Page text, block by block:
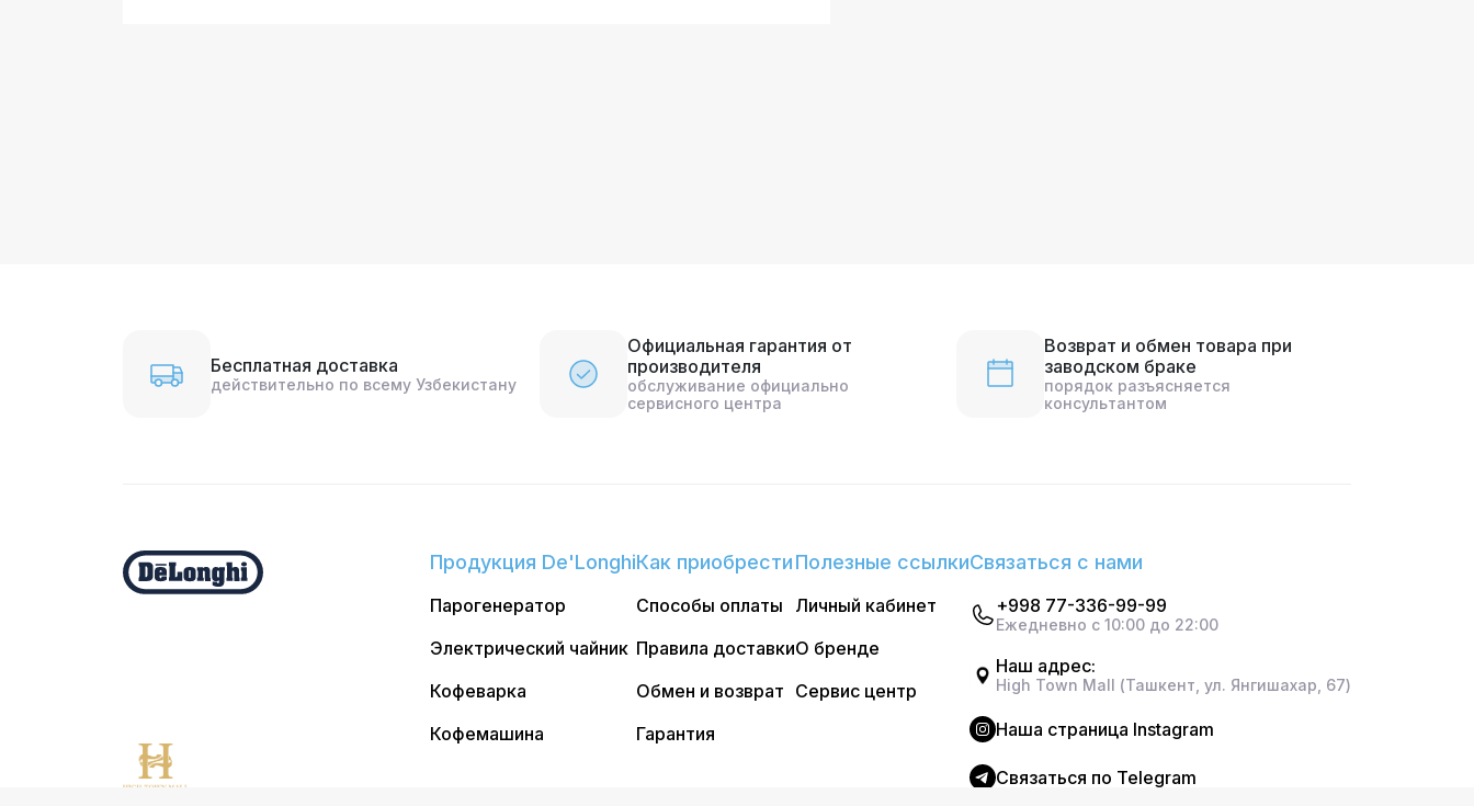
Бесплатная доставка
действительно по всему Узбекистану
Официальная гарантия от
производителя
обслуживание официально
сервисного центра
Возврат и обмен товара при
заводском браке
порядок разъясняется
консультантом
Продукция De'Longhi
Парогенератор
Электрический чайник
Кофеварка
Кофемашина
Как приобрести
Способы оплаты
Правила доставки
Обмен и возврат
Гарантия
Полезные ссылки
Личный кабинет
О бренде
Сервис центр
Связаться с нами
+998 77-336-99-99
Ежедневно с 10:00 до 22:00
Наш адрес:
High Town Mall (Ташкент, ул. Янгишахар, 67)
Наша страница Instagram
Cвязаться по Telegram